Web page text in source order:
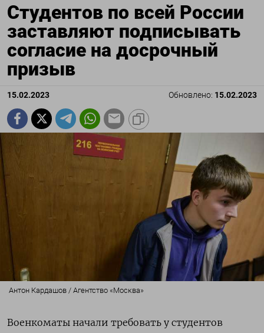
Студентов по всей России
заставляют подписывать
согласие на досрочный
призыв
15.02.2023 Обновлено: 15.02.2023
Антон Кардашов / Агентство «Москва»
Военкоматы начали требовать у студентов